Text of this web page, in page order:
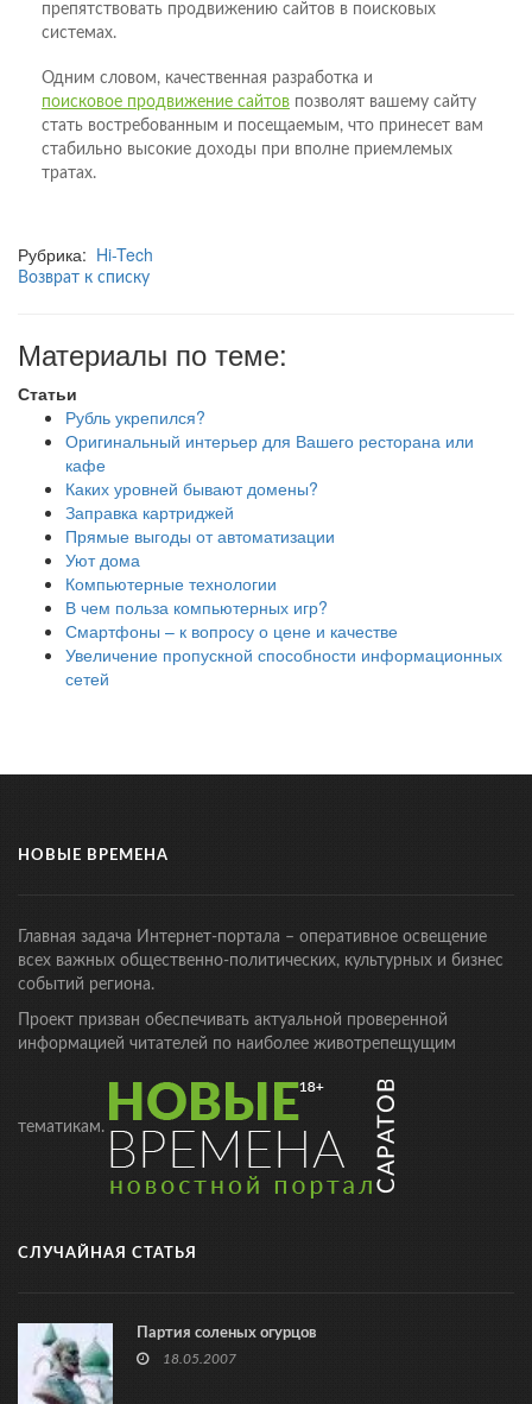
препятствовать продвижению сайтов в поисковых
системах.
Одним словом, качественная разработка и
поисковое продвижение сайтов позволят вашему сайту
стать востребованным и посещаемым, что принесет вам
стабильно высокие доходы при вполне приемлемых
тратах.
Рубрика: Hi-Tech
Возврат к списку
Материалы по теме:
Статьи
Рубль укрепился?
Оригинальный интерьер для Вашего ресторана или
кафе
Каких уровней бывают домены?
Заправка картриджей
Прямые выгоды от автоматизации
Уют дома
Компьютерные технологии
В чем польза компьютерных игр?
Смартфоны – к вопросу о цене и качестве
Увеличение пропускной способности информационных
сетей
НОВЫЕ ВРЕМЕНА
Главная задача Интернет-портала – оперативное освещение
всех важных общественно-политических, культурных и бизнес
событий региона.
Проект призван обеспечивать актуальной проверенной
информацией читателей по наиболее животрепещущим
тематикам.
СЛУЧАЙНАЯ СТАТЬЯ
Партия соленых огурцов
18.05.2007